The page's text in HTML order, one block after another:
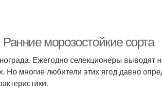
морозостойкие сорта
Ежегодно селекционеры выводят
многие любители этих ягод давно